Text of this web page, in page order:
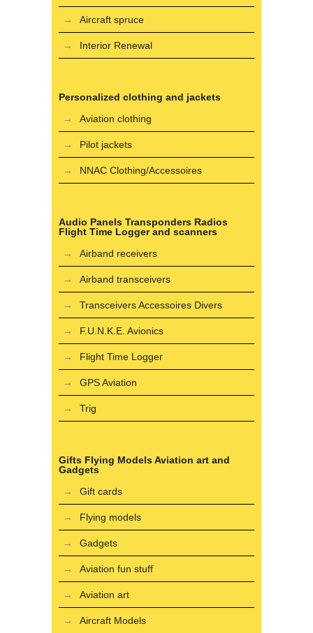
Aircraft spruce
Interior Renewal
Personalized clothing and jackets
Aviation clothing
Pilot jackets
NNAC Clothing/Accessoires
Audio Panels Transponders Radios
Flight Time Logger and scanners
Airband receivers
Airband transceivers
Transceivers Accessoires Divers
F.U.N.K.E. Avionics
Flight Time Logger
GPS Aviation
Trig
Gifts Flying Models Aviation art and
Gadgets
Gift cards
Flying models
Gadgets
Aviation fun stuff
Aviation art
Aircraft Models